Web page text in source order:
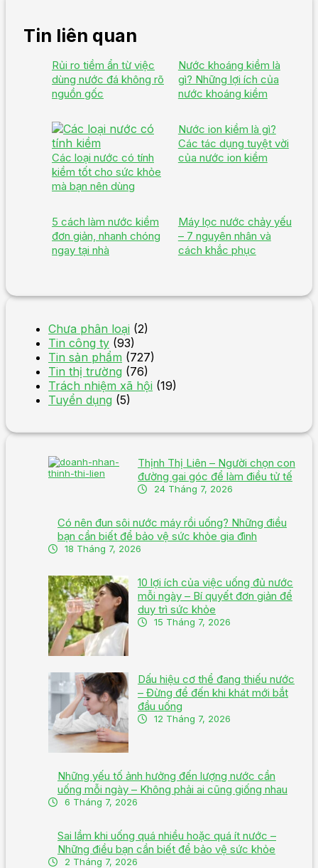
Tin liên quan
Rủi ro tiềm ẩn từ việc
dùng nước đá không rõ
nguồn gốc
Nước khoáng kiềm là
gì? Những lợi ích của
nước khoáng kiềm
Các loại nước có tính
kiềm tốt cho sức khỏe
mà bạn nên dùng
Nước ion kiềm là gì?
Các tác dụng tuyệt vời
của nước ion kiềm
5 cách làm nước kiềm
đơn giản, nhanh chóng
ngay tại nhà
Máy lọc nước chảy yếu
– 7 nguyên nhân và
cách khắc phục
Chưa phân loại (2)
Tin công ty (93)
Tin sản phẩm (727)
Tin thị trường (76)
Trách nhiệm xã hội (19)
Tuyển dụng (5)
Thịnh Thị Liên – Người chọn con
đường gai góc để làm điều tử tế
24 Tháng 7, 2026
Có nên đun sôi nước máy rồi uống? Những điều
bạn cần biết để bảo vệ sức khỏe gia đình
18 Tháng 7, 2026
10 lợi ích của việc uống đủ nước
mỗi ngày – Bí quyết đơn giản để
duy trì sức khỏe
15 Tháng 7, 2026
Dấu hiệu cơ thể đang thiếu nước
– Đừng để đến khi khát mới bắt
đầu uống
12 Tháng 7, 2026
Những yếu tố ảnh hưởng đến lượng nước cần
uống mỗi ngày – Không phải ai cũng giống nhau
6 Tháng 7, 2026
Sai lầm khi uống quá nhiều hoặc quá ít nước –
Những điều bạn cần biết để bảo vệ sức khỏe
2 Tháng 7, 2026